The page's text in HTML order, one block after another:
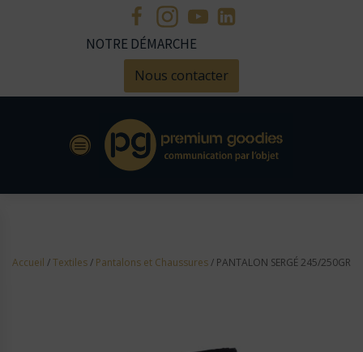
NOTRE DÉMARCHE
Nous contacter
Accueil /Textiles/ Pantalons et Chaussures/ PANTALON SERGÉ 245/250GR